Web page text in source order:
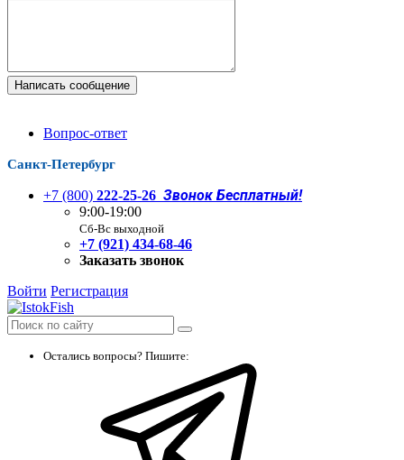
Написать сообщение
Вопрос-ответ
Санкт-Петербург
+7 (800) 222-25-26 Звонок Бесплатный!
9:00-19:00
Сб-Вс выходной
+7 (921) 434-68-46
Заказать звонок
Войти Регистрация
Остались вопросы? Пишите: